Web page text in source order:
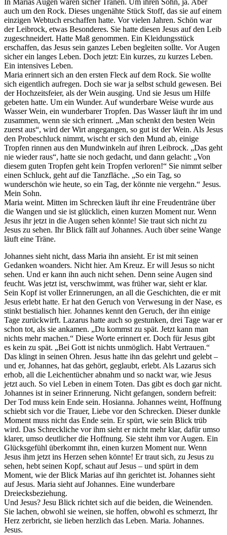
In Marias Augen waren sicher Tränen. Um ihren Sohn, ja. Aber
auch um den Rock. Dieses ungenähte Stück Stoff, das sie auf einem
einzigen Webtuch erschaffen hatte. Vor vielen Jahren. Schön war
der Leibrock, etwas Besonderes. Sie hatte diesen Jesus auf den Leib
zugeschneidert. Hatte Maß genommen. Ein Kleidungsstück
erschaffen, das Jesus sein ganzes Leben begleiten sollte. Vor Augen
sicher ein langes Leben. Doch jetzt: Ein kurzes, zu kurzes Leben.
Ein intensives Leben.
Maria erinnert sich an den ersten Fleck auf dem Rock. Sie wollte
sich eigentlich aufregen. Doch sie war ja selbst schuld gewesen. Bei
der Hochzeitsfeier, als der Wein ausging. Und sie Jesus um Hilfe
gebeten hatte. Um ein Wunder. Auf wunderbare Weise wurde aus
Wasser Wein, ein wunderbarer Tropfen. Das Wasser läuft ihr im und
zusammen, wenn sie sich erinnert. „Man schenkt den besten Wein
zuerst aus“, wird der Wirt angegangen, so gut ist der Wein. Als Jesus
den Probeschluck nimmt, wischt er sich den Mund ab, einige
Tropfen rinnen aus den Mundwinkeln auf ihren Leibrock. „Das geht
nie wieder raus“, hatte sie noch gedacht, und dann gelacht: „Von
diesem guten Tropfen geht kein Tropfen verloren!“ Sie nimmt selber
einen Schluck, geht auf die Tanzfläche. „So ein Tag, so
wunderschön wie heute, so ein Tag, der könnte nie vergehn.“ Jesus.
Mein Sohn.
Maria weint. Mitten im Schrecken läuft ihr eine Freudenträne über
die Wangen und sie ist glücklich, einen kurzen Moment nur. Wenn
Jesus ihr jetzt in die Augen sehen könnte! Sie traut sich nicht zu
Jesus zu sehen. Ihr Blick fällt auf Johannes. Auch über seine Wange
läuft eine Träne.
Johannes sieht nicht, dass Maria ihn ansieht. Er ist mit seinen
Gedanken woanders. Nicht hier. Am Kreuz. Er will Jesus so nicht
sehen. Und er kann ihn auch nicht sehen. Denn seine Augen sind
feucht. Was jetzt ist, verschwimmt, was früher war, sieht er klar.
Sein Kopf ist voller Erinnerungen, an all die Geschichten, die er mit
Jesus erlebt hatte. Er hat den Geruch von Verwesung in der Nase, es
stinkt bestialisch hier. Johannes kennt den Geruch, der ihn einige
Tage zurückwirft. Lazarus hatte auch so gestunken, drei Tage war er
schon tot, als sie ankamen. „Du kommst zu spät. Jetzt kann man
nichts mehr machen.“ Diese Worte erinnert er. Doch für Jesus gibt
es kein zu spät. „Bei Gott ist nichts unmöglich. Habt Vertrauen.“
Das klingt in seinen Ohren. Jesus hatte ihn das gelehrt und gelebt –
und er, Johannes, hat das gehört, geglaubt, erlebt. Als Lazarus sich
erhob, all die Leichentücher abnahm und so nackt war, wie Jesus
jetzt auch. So viel Leben in einem Toten. Das gibt es doch gar nicht.
Johannes ist in seiner Erinnerung. Nicht gefangen, sondern befreit:
Der Tod muss kein Ende sein. Hosianna. Johannes weint, Hoffnung
schiebt sich vor die Trauer, Liebe vor den Schrecken. Dieser dunkle
Moment muss nicht das Ende sein. Er spürt, wie sein Blick trüb
wird. Das Schreckliche vor ihm sieht er nicht mehr klar, dafür umso
klarer, umso deutlicher die Hoffnung. Sie steht ihm vor Augen. Ein
Glücksgefühl überkommt ihn, einen kurzen Moment nur. Wenn
Jesus ihm jetzt ins Herzen sehen könnte! Er traut sich, zu Jesus zu
sehen, hebt seinen Kopf, schaut auf Jesus – und spürt in dem
Moment, wie der Blick Marias auf ihn gerichtet ist. Johannes sieht
auf Jesus. Maria sieht auf Johannes. Eine wunderbare
Dreiecksbeziehung.
Und Jesus? Jesu Blick richtet sich auf die beiden, die Weinenden.
Sie lachen, obwohl sie weinen, sie hoffen, obwohl es schmerzt, Ihr
Herz zerbricht, sie lieben herzlich das Leben. Maria. Johannes.
Jesus.